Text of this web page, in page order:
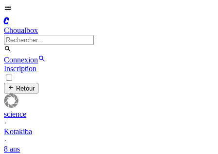
C
Choualbox
Connexion
Inscription
Retour
science
·
Kotakiba
·
8 ans